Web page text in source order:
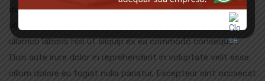
do eiusmod tempor incididunt ut labore et dolore magna
aliqua. Ut enim ad minim veniam, quis nostrud exercitation
ullamco laboris nisi ut aliquip ex ea commodo consequat.
Duis aute irure dolor in reprehenderit in voluptate velit esse
cillum dolore eu fugiat nulla pariatur. Excepteur sint occaecat